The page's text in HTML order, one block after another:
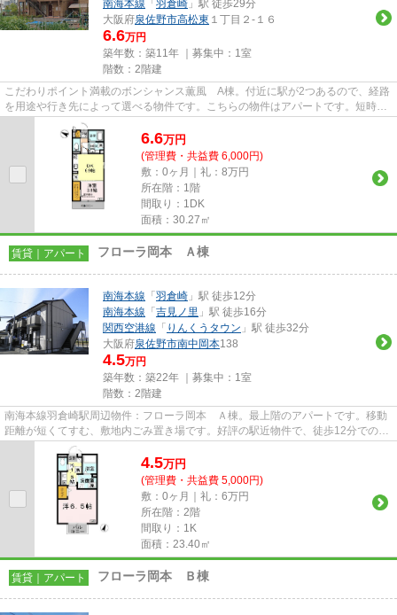
南海本線 「 羽倉崎 」駅 徒歩29分
大阪府泉佐野市高松東 １丁目２-１６
6.6万円
築年数：築11年 ｜募集中： 1室
階数：2階建
こだわりポイント満載のボンシャンス薫風 A棟。付近に駅が2つあるので、経路
を用途や行き先によって選べる物件です。こちらの物件はアパートです。短時間
でごみ出しを終えられるよう...
6.6万円
(管理費・共益費 6,000円)
敷：0ヶ月｜礼：8万円
所在階：1階
間取り：1DK
面積：30.27㎡
賃貸｜アパート フローラ岡本 Ａ棟
南海本線 「 羽倉崎 」駅 徒歩12分
南海本線 「 吉見ノ里 」駅 徒歩16分
関西空港線 「 りんくうタウン 」駅 徒歩32分
大阪府泉佐野市南中岡本138
4.5万円
築年数：築22年 ｜募集中： 1室
階数：2階建
南海本線羽倉崎駅周辺物件：フローラ岡本 Ａ棟。最上階のアパートです。移動
距離が短くてすむ、敷地内ごみ置き場です。好評の駅近物件で、徒歩12分でのア
クセスが可能です。不動産物...
4.5万円
(管理費・共益費 5,000円)
敷：0ヶ月｜礼：6万円
所在階：2階
間取り：1K
面積：23.40㎡
賃貸｜アパート フローラ岡本 Ｂ棟